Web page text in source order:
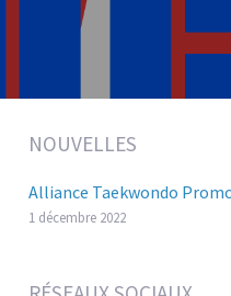
NOUVELLES
Alliance Taekwondo
1 décembre 2022